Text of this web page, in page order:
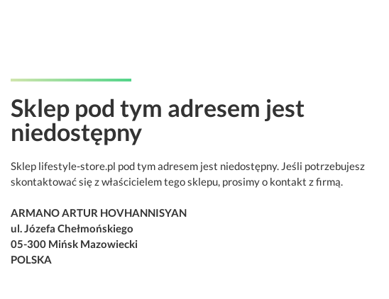
Sklep pod tym adresem jest
niedostępny
Sklep lifestyle-store.pl pod tym adresem jest niedostępny. Jeśli potrzebujesz
skontaktować się z właścicielem tego sklepu, prosimy o kontakt z firmą.
ARMANO ARTUR HOVHANNISYAN
ul. Józefa Chełmońskiego
05-300 Mińsk Mazowiecki
POLSKA